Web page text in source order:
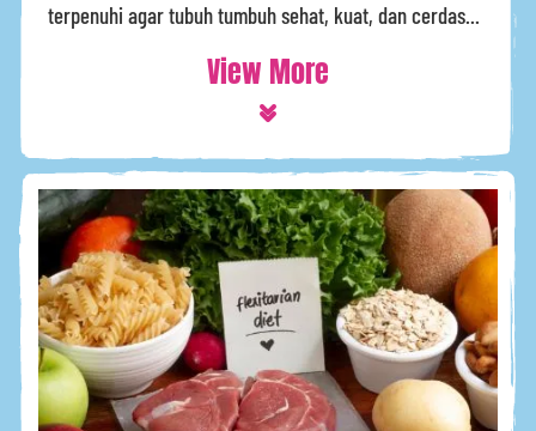
terpenuhi agar tubuh tumbuh sehat, kuat, dan cerdas...
View More